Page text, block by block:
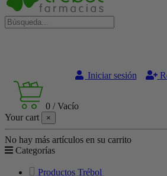
Iniciar sesión
0 /Vacío
Your cart
×
No hay más artículos en su carrito
Categorías
Productos Trébol